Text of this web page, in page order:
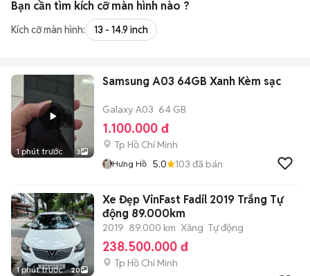
Bạn cần tìm kích cỡ màn hình nào ?
Kích cỡ màn hình: 13 - 14.9 inch
1 phút trước 3
Samsung A03 64GB Xanh Kèm sạc
Galaxy A03 64 GB
1.100.000 đ
Tp Hồ Chí Minh
Hưng Hồ 5.0 103 đã bán
1 phút trước 20
Xe Đẹp VinFast Fadil 2019 Trắng Tự
động 89.000km
2019 89.000 km Xăng Tự động
238.500.000 đ
Tp Hồ Chí Minh